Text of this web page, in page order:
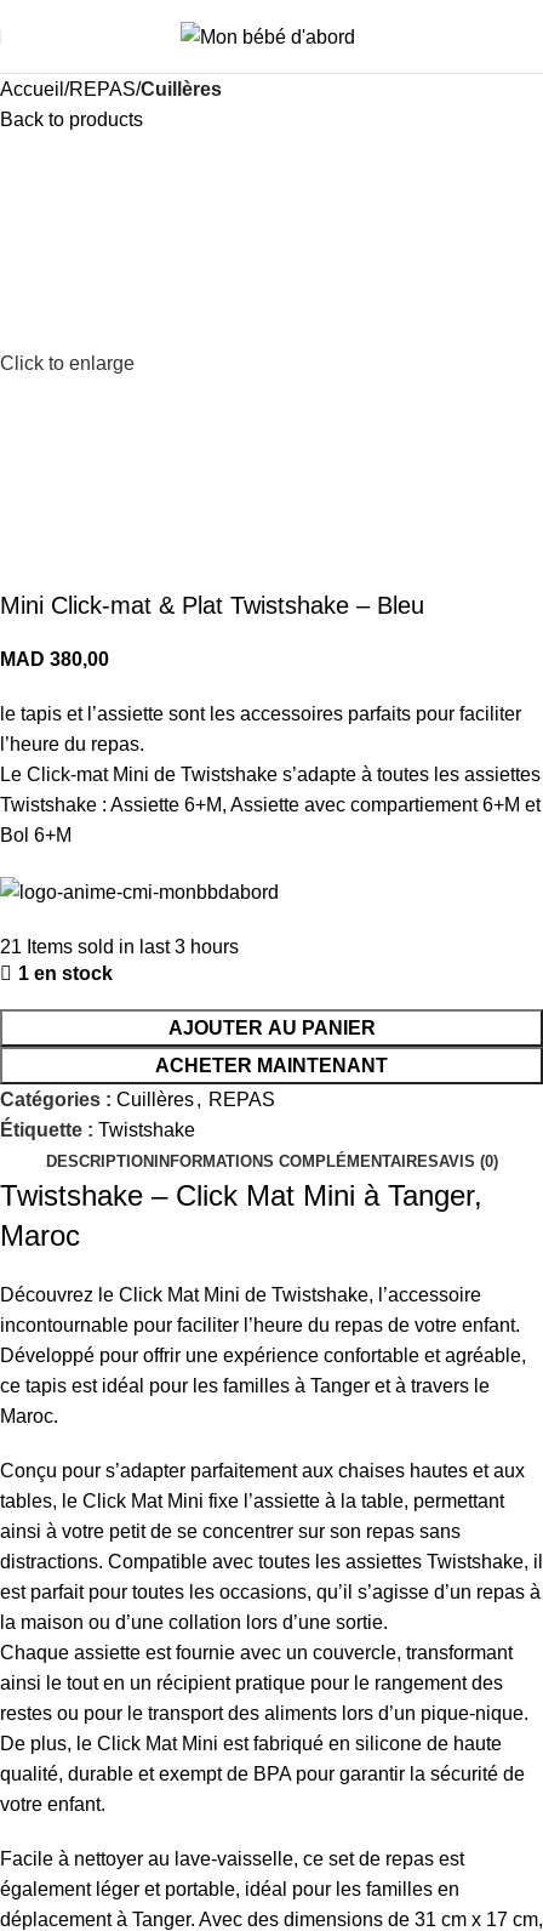
Accueil REPAS Cuillères
Back to products
Click to enlarge
Mini Click-mat & Plat Twistshake – Bleu
MAD
le tapis et l’assiette sont les accessoires parfaits pour faciliter
l’heure du repas.
Le Click-mat Mini de Twistshake s’adapte à toutes les assiettes
Twistshake : Assiette 6+M, Assiette avec compartiement 6+M et
Bol 6+M
21 Items sold in last 3 hours
1 en stock
AJOUTER AU PANIER
ACHETER MAINTENANT
Catégories : Cuillères, REPAS
Étiquette : Twistshake
DESCRIPTIONINFORMATIONS COMPLÉMENTAIRESAVIS (0)
Twistshake – Click Mat Mini à Tanger,
Maroc
Découvrez le Click Mat Mini de Twistshake, l’accessoire
incontournable pour faciliter l’heure du repas de votre enfant.
Développé pour offrir une expérience confortable et agréable,
ce tapis est idéal pour les familles à Tanger et à travers le
Maroc.
Conçu pour s’adapter parfaitement aux chaises hautes et aux
tables, le Click Mat Mini fixe l’assiette à la table, permettant
ainsi à votre petit de se concentrer sur son repas sans
distractions. Compatible avec toutes les assiettes Twistshake, il
est parfait pour toutes les occasions, qu’il s’agisse d’un repas à
la maison ou d’une collation lors d’une sortie.
Chaque assiette est fournie avec un couvercle, transformant
ainsi le tout en un récipient pratique pour le rangement des
restes ou pour le transport des aliments lors d’un pique-nique.
De plus, le Click Mat Mini est fabriqué en silicone de haute
qualité, durable et exempt de BPA pour garantir la sécurité de
votre enfant.
Facile à nettoyer au lave-vaisselle, ce set de repas est
également léger et portable, idéal pour les familles en
déplacement à Tanger. Avec des dimensions de 31 cm x 17 cm,